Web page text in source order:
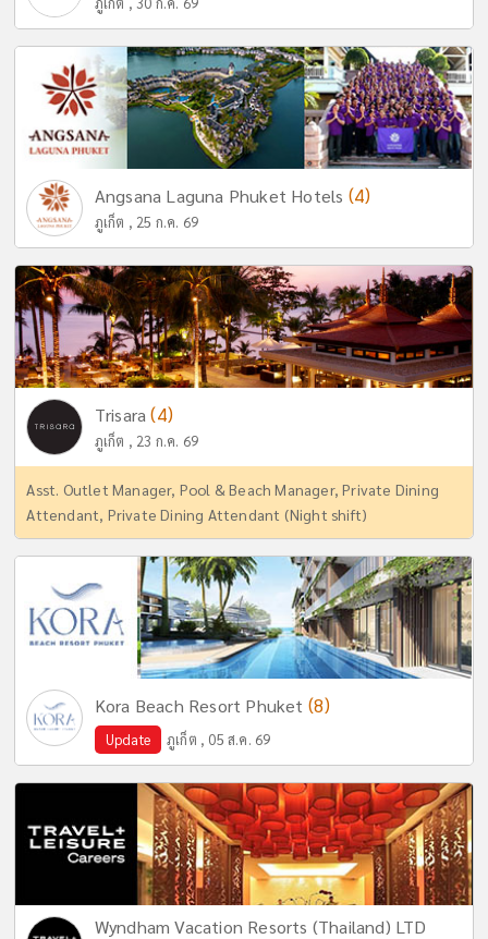
Angsana Laguna Phuket Hotels (4)
ภูเก็ต , 25 ก.ค. 69
Trisara(4)
ภูเก็ต , 23 ก.ค. 69
Asst. Outlet Manager, Pool & Beach Manager, Private Dining
Attendant, Private Dining Attendant (Night shift)
Kora Beach Resort Phuket (8)
Update ภูเก็ต , 05 ส.ค. 69
Wyndham Vacation Resorts (Thailand) LTD